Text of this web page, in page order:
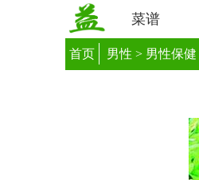
菜谱
首页 男性 > 男性保健